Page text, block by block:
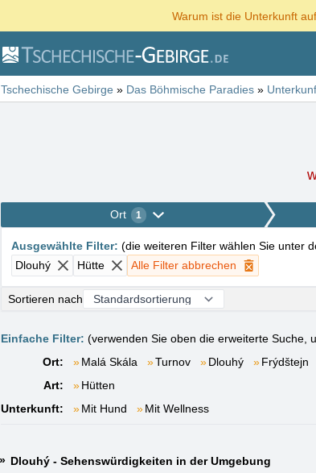
Warum ist die Unterkunft
Tschechische Gebirge » Das Böhmische Paradies »
Ort 1
Ausgewählte Filter: (die weiteren Filter wählen Sie unter
Dlouhý
Hütte Alle Filter abbrechen
Sortieren nach
Einfache Filter: (verwenden Sie oben die erweiterte Suche,
Ort:
Malá Skála Turnov Dlouhý Frýdštejn
Art:
Hütten
Unterkunft:
Mit Hund Mit Wellness
Dlouhý - Sehenswürdigkeiten in der Umgebung